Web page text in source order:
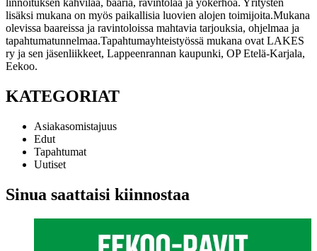
linnoituksen kahvilaa, baaria, ravintolaa ja yökerhoa. Yritysten
lisäksi mukana on myös paikallisia luovien alojen toimijoita.Mukana
olevissa baareissa ja ravintoloissa mahtavia tarjouksia, ohjelmaa ja
tapahtumatunnelmaa.Tapahtumayhteistyössä mukana ovat LAKES
ry ja sen jäsenliikkeet, Lappeenrannan kaupunki, OP Etelä-Karjala,
Eekoo.
KATEGORIAT
Asiakasomistajuus
Edut
Tapahtumat
Uutiset
Sinua saattaisi kiinnostaa